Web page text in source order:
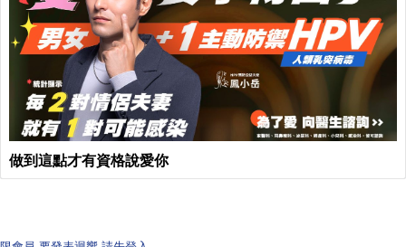
做到這點才有資格說愛你